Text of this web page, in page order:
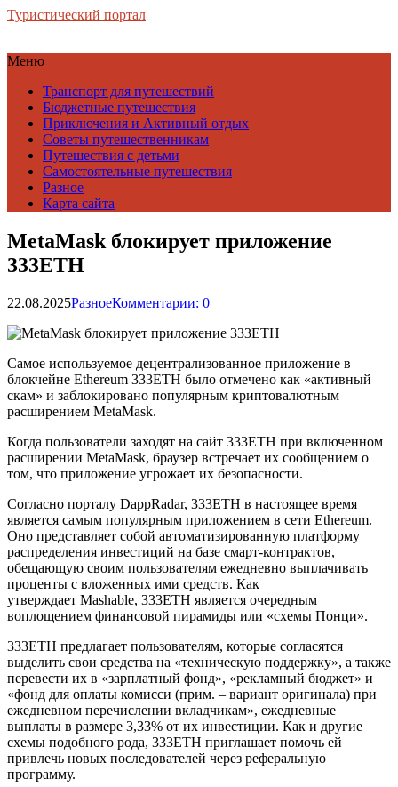
Туристический портал
Меню
Транспорт для путешествий
Бюджетные путешествия
Приключения и Активный отдых
Советы путешественникам
Путешествия с детьми
Самостоятельные путешествия
Разное
Карта сайта
MetaMask блокирует приложение
333ETH
22.08.2025РазноеКомментарии: 0
Самое используемое децентрализованное приложение в
блокчейне Ethereum 333ETH было отмечено как «активный
скам» и заблокировано популярным криптовалютным
расширением MetaMask.
Когда пользователи заходят на сайт 333ETH при включенном
расширении MetaMask, браузер встречает их сообщением о
том, что приложение угрожает их безопасности.
Согласно порталу DappRadar, 333ETH в настоящее время
является самым популярным приложением в сети Ethereum.
Оно представляет собой автоматизированную платформу
распределения инвестиций на базе смарт-контрактов,
обещающую своим пользователям ежедневно выплачивать
проценты с вложенных ими средств. Как
утверждает Mashable, 333ETH является очередным
воплощением финансовой пирамиды или «схемы Понци».
333ETH предлагает пользователям, которые согласятся
выделить свои средства на «техническую поддержку», а также
перевести их в «зарплатный фонд», «рекламный бюджет» и
«фонд для оплаты комисси (прим. – вариант оригинала) при
ежедневном перечислении вкладчикам», ежедневные
выплаты в размере 3,33% от их инвестиции. Как и другие
схемы подобного рода, 333ETH приглашает помочь ей
привлечь новых последователей через реферальную
программу.